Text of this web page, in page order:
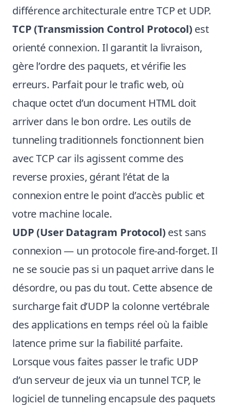
différence architecturale entre TCP et UDP.
TCP (Transmission Control Protocol) est
orienté connexion. Il garantit la livraison,
gère l’ordre des paquets, et vérifie les
erreurs. Parfait pour le trafic web, où
chaque octet d’un document HTML doit
arriver dans le bon ordre. Les outils de
tunneling traditionnels fonctionnent bien
avec TCP car ils agissent comme des
reverse proxies, gérant l’état de la
connexion entre le point d’accès public et
votre machine locale.
UDP (User Datagram Protocol) est sans
connexion — un protocole fire-and-forget. Il
ne se soucie pas si un paquet arrive dans le
désordre, ou pas du tout. Cette absence de
surcharge fait d’UDP la colonne vertébrale
des applications en temps réel où la faible
latence prime sur la fiabilité parfaite.
Lorsque vous faites passer le trafic UDP
d’un serveur de jeux via un tunnel TCP, le
logiciel de tunneling encapsule des paquets